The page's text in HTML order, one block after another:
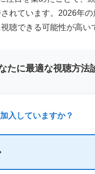
れています。2026年
聴できる可能性が高い
たに最適な視聴方法
入していますか？